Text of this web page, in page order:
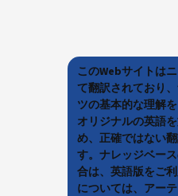
このWebサイトは
て翻訳されており
ツの基本的な理解
オリジナルの英語
め、正確ではない
す。ナレッジベー
合は、英語版をご
については、アー